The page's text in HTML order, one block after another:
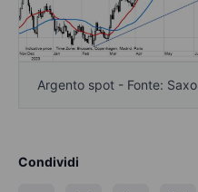
Argento spot - Fonte: Saxo
Condividi